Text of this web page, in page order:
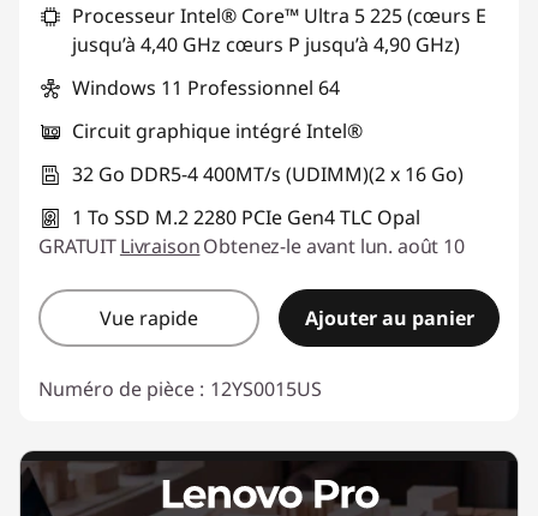
Processeur Intel® Core™ Ultra 5 225 (cœurs E
jusqu’à 4,40 GHz cœurs P jusqu’à 4,90 GHz)
Windows 11 Professionnel 64
Circuit graphique intégré Intel®
32 Go DDR5-4 400MT/s (UDIMM)(2 x 16 Go)
1 To SSD M.2 2280 PCIe Gen4 TLC Opal
GRATUITLivraisonObtenez-le avant lun. août 10
Vue rapide Ajouter au panier
Numéro de pièce : 12YS0015US